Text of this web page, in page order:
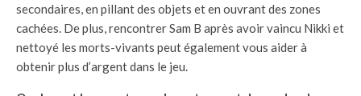
secondaires, en pillant des objets et en ouvrant des zones
cachées. De plus, rencontrer Sam B après avoir vaincu Nikki et
nettoyé les morts-vivants peut également vous aider à
obtenir plus d’argent dans le jeu.